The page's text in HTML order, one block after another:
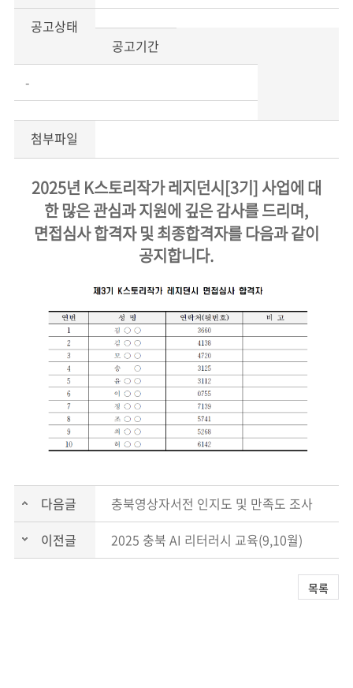
공고상태
공고기간
-
첨부파일
2025년 K스토리작가 레지던시[3기] 사업에 대
한 많은 관심과 지원에 깊은 감사를 드리며,
면접심사 합격자 및 최종합격자를 다음과 같이
공지합니다.
다음글
충북영상자서전 인지도 및 만족도 조사
이전글
2025 충북 AI 리터러시 교육(9,10월)
목록